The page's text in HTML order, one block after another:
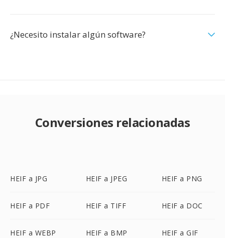
¿Necesito instalar algún software?
Conversiones relacionadas
HEIF a JPG HEIF a JPEG HEIF a PNG
HEIF a PDF HEIF a TIFF HEIF a DOC
HEIF a WEBP HEIF a BMP HEIF a GIF